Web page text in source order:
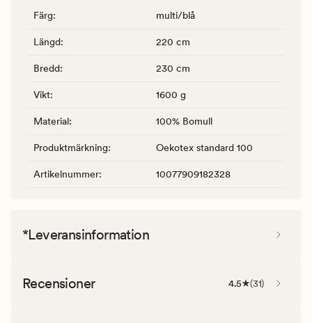
Färg: multi/blå
Längd: 220 cm
Bredd: 230 cm
Vikt: 1600 g
Material: 100% Bomull
Produktmärkning: Oekotex standard 100
Artikelnummer: 10077909182328
*Leveransinformation
Recensioner 4.5 (31)